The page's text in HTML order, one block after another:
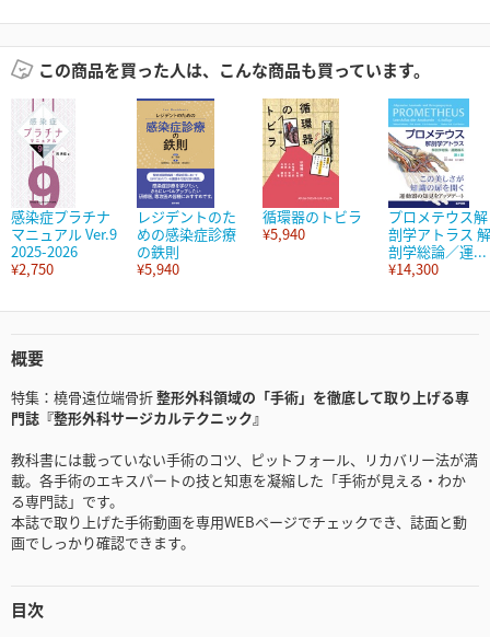
この商品を買った人は、こんな商品も買っています。
感染症プラチナ
マニュアル Ver.9
2025-2026
¥2,750
レジデントのた
めの感染症診療
の鉄則
¥5,940
循環器のトビラ
¥5,940
プロメテウス解
剖学アトラス 解
剖学総論／運...
¥14,300
概要
特集：橈骨遠位端骨折整形外科領域の「手術」を徹底して取り上げる専
門誌『整形外科サージカルテクニック』
教科書には載っていない手術のコツ、ピットフォール、リカバリー法が満
載。各手術のエキスパートの技と知恵を凝縮した「手術が見える・わか
る専門誌」です。
本誌で取り上げた手術動画を専用WEBページでチェックでき、誌面と動
画でしっかり確認できます。
目次